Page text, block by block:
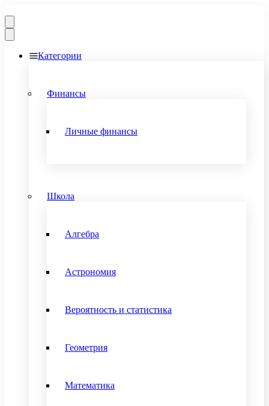
Категории
Финансы
Личные финансы
Школа
Алгебра
Астрономия
Вероятность и статистика
Геометрия
Математика